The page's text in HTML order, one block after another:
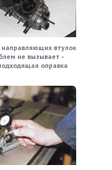
направляющих втулок
не вызывает -
оправка